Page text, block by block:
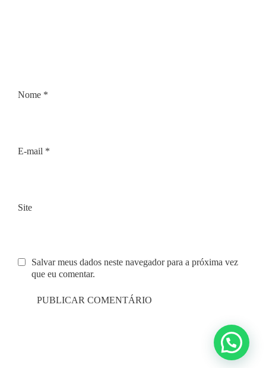
Nome *
E-mail *
Site
Salvar meus dados neste navegador para a próxima vez
que eu comentar.